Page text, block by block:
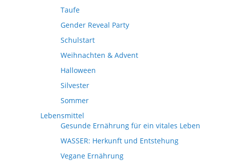
Taufe
Gender Reveal Party
Schulstart
Weihnachten & Advent
Halloween
Silvester
Sommer
Lebensmittel
Gesunde Ernährung für ein vitales Leben
WASSER: Herkunft und Entstehung
Vegane Ernährung